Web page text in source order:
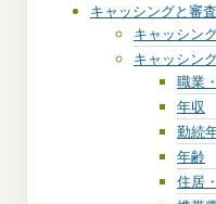
キャッシングと審査
キャッシン
キャッシン
職業
年収
勤続
年齢
住居